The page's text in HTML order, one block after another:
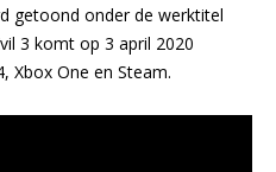
getoond onder de werktitel
3 komt op 3 april 2020
Xbox One en Steam.